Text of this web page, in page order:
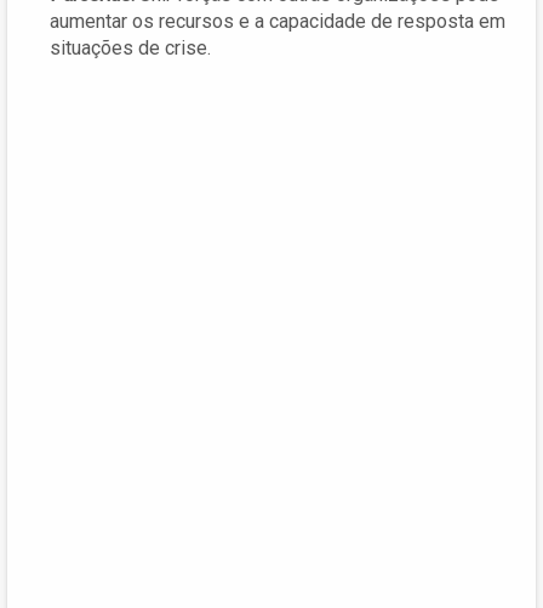
aumentar os recursos e a capacidade de resposta em
situações de crise.